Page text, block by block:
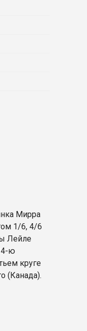
Мирра
1/6, 4/6
Лейле
ю
круге
(Канада).